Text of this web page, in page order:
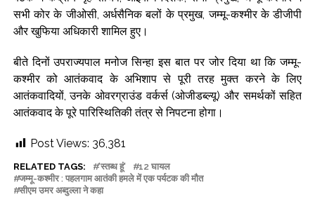
सभी कोर के जीओसी, अर्धसैनिक बलों के प्रमुख, जम्मू-कश्मीर के डीजीपी
और खुफिया अधिकारी शामिल हुए।
बीते दिनों उपराज्यपाल मनोज सिन्हा इस बात पर जोर दिया था कि जम्मू-
कश्मीर को आतंकवाद के अभिशाप से पूरी तरह मुक्त करने के लिए
आतंकवादियों, उनके ओवरग्राउंड वर्कर्स (ओजीडब्ल्यू) और समर्थकों सहित
आतंकवाद के पूरे पारिस्थितिकी तंत्र से निपटना होगा।
Post Views: 36,381
RELATED TAGS: 'स्तब्ध हूं'
12 घायल
जम्‍मू-कश्‍मीर : पहलगाम आतंकी हमले में एक पर्यटक की मौत
सीएम उमर अब्दुल्ला ने कहा